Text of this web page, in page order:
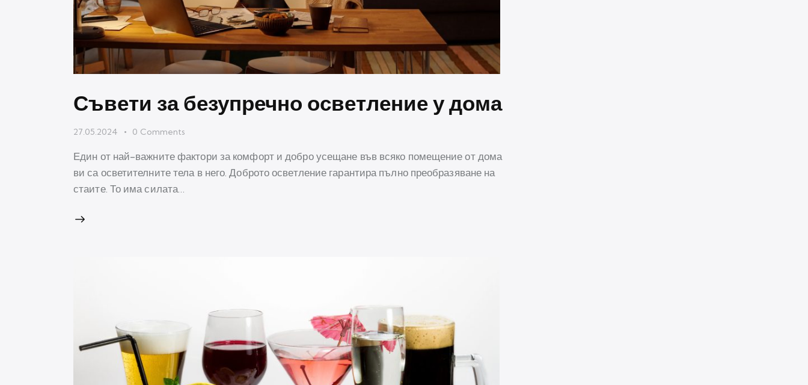
Съвети за безупречно осветление у дома
27.05.2024 0 Comments
Един от най-важните фактори за комфорт и добро усещане във всяко помещение от дома
ви са осветителните тела в него. Доброто осветление гарантира пълно преобразяване на
стаите. То има силата…